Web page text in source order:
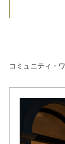
コミュニティ・